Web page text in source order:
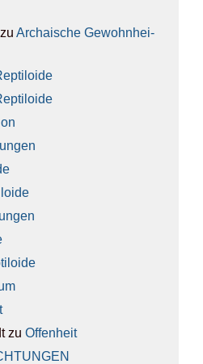
zu Archai­sche Gewohn­hei­
zu Offen­heit